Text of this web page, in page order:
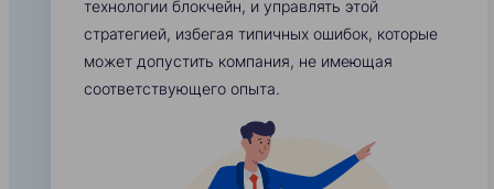
технологии блокчейн, и управлять этой
стратегией, избегая типичных ошибок, которые
может допустить компания, не имеющая
соответствующего опыта.